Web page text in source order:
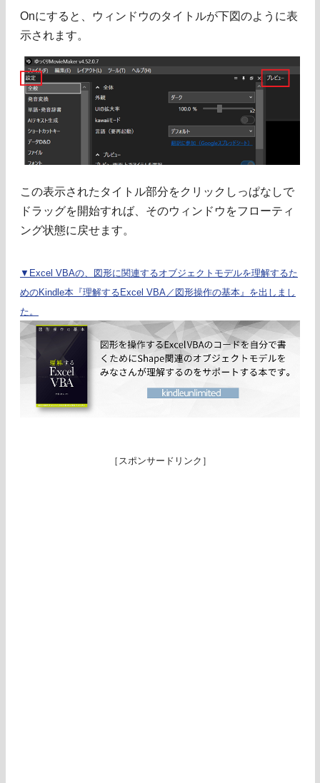
Onにすると、ウィンドウのタイトルが下図のように表
示されます。
この表示されたタイトル部分をクリックしっぱなしで
ドラッグを開始すれば、そのウィンドウをフローティ
ング状態に戻せます。
▼Excel VBAの、図形に関連するオブジェクトモデルを理解するた
めのKindle本『理解するExcel VBA／図形操作の基本』を出しまし
た。
［スポンサードリンク］